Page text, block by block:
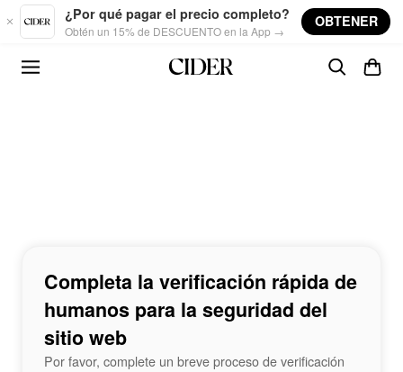
Skip to main content
¿Por qué pagar el precio completo?
Obtén un 15% de DESCUENTO en la App →
OBTENER
Completa la verificación rápida de
humanos para la seguridad del
sitio web
Por favor, complete un breve proceso de verificación